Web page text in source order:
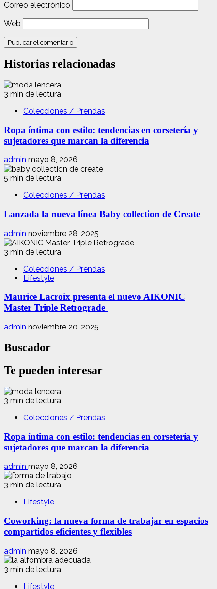
Correo electrónico
Web
Historias relacionadas
3 min de lectura
Colecciones / Prendas
Ropa íntima con estilo: tendencias en corsetería y
sujetadores que marcan la diferencia
admin mayo 8, 2026
5 min de lectura
Colecciones / Prendas
Lanzada la nueva línea Baby collection de Create
admin noviembre 28, 2025
3 min de lectura
Colecciones / Prendas
Lifestyle
Maurice Lacroix presenta el nuevo AIKONIC
Master Triple Retrograde
admin noviembre 20, 2025
Buscador
Te pueden interesar
3 min de lectura
Colecciones / Prendas
Ropa íntima con estilo: tendencias en corsetería y
sujetadores que marcan la diferencia
admin mayo 8, 2026
3 min de lectura
Lifestyle
Coworking: la nueva forma de trabajar en espacios
compartidos eficientes y flexibles
admin mayo 8, 2026
3 min de lectura
Lifestyle